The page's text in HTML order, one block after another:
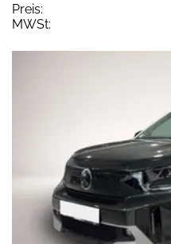
Preis:
MWSt: